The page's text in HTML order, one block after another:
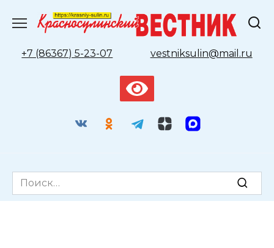
содержанию
+7 (86367) 5-23-07
vestniksulin@mail.ru
Search
for: